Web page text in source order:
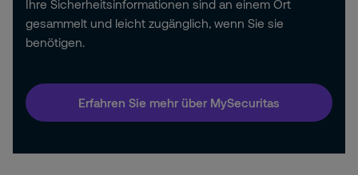
Ihre Sicherheitsinformationen sind an einem Ort
gesammelt und leicht zugänglich, wenn Sie sie
benötigen.
Erfahren Sie mehr über MySecuritas